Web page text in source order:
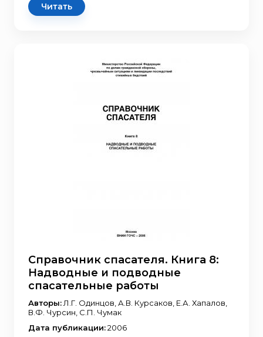
Читать
Справочник спасателя. Книга 8:
Надводные и подводные
спасательные работы
Авторы: Л.Г. Одинцов, А.В. Курсаков, Е.А. Хапалов,
В.Ф. Чурсин, С.П. Чумак
Дата публикации:2006